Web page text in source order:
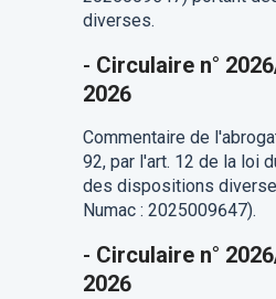
diverses.
- Circulaire n°
2026
Commentaire de
92, par l'art. 12 de la loi
des dispositions
Numac : 2025009647).
- Circulaire n°
2026